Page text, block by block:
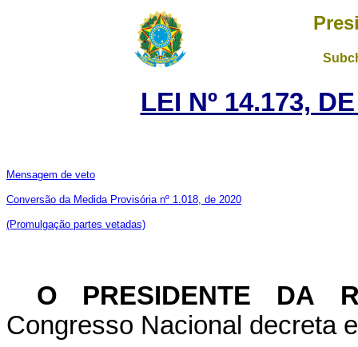
LEI Nº 14.173,
Mensagem de veto
Conversão da Medida Provisória nº 1.018, de 2020
(Promulgação partes vetadas)
O PRESIDENTE DA
Congresso Nacional decreta